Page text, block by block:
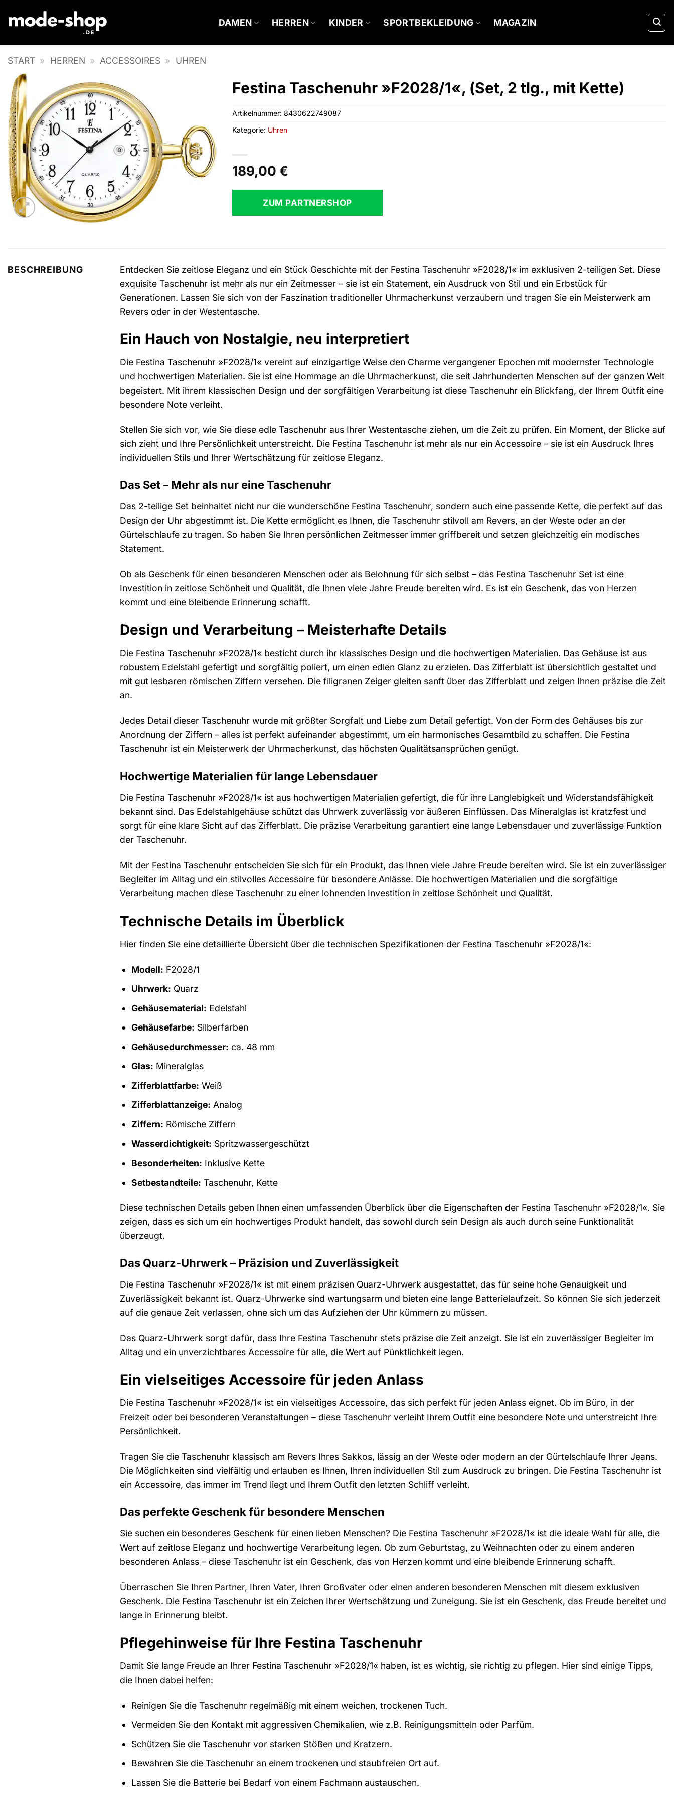
Inhalt
DAMEN HERREN KINDER SPORTBEKLEIDUNG MAGAZIN
START » HERREN » ACCESSOIRES » UHREN
Festina Taschenuhr »F2028/1«, (Set, 2 tlg., mit Kette)
189,00 €
ZUM PARTNERSHOP
Artikelnummer: 8430622749087
Kategorie: Uhren
BESCHREIBUNG
Entdecken Sie zeitlose Eleganz und ein Stück Geschichte mit der Festina Taschenuhr »F2028/1« im exklusiven 2-teiligen Set. Diese
exquisite Taschenuhr ist mehr als nur ein Zeitmesser – sie ist ein Statement, ein Ausdruck von Stil und ein Erbstück für
Generationen. Lassen Sie sich von der Faszination traditioneller Uhrmacherkunst verzaubern und tragen Sie ein Meisterwerk am
Revers oder in der Westentasche.
Ein Hauch von Nostalgie, neu interpretiert
Die Festina Taschenuhr »F2028/1« vereint auf einzigartige Weise den Charme vergangener Epochen mit modernster Technologie
und hochwertigen Materialien. Sie ist eine Hommage an die Uhrmacherkunst, die seit Jahrhunderten Menschen auf der ganzen Welt
begeistert. Mit ihrem klassischen Design und der sorgfältigen Verarbeitung ist diese Taschenuhr ein Blickfang, der Ihrem Outfit eine
besondere Note verleiht.
Stellen Sie sich vor, wie Sie diese edle Taschenuhr aus Ihrer Westentasche ziehen, um die Zeit zu prüfen. Ein Moment, der Blicke auf
sich zieht und Ihre Persönlichkeit unterstreicht. Die Festina Taschenuhr ist mehr als nur ein Accessoire – sie ist ein Ausdruck Ihres
individuellen Stils und Ihrer Wertschätzung für zeitlose Eleganz.
Das Set – Mehr als nur eine Taschenuhr
Das 2-teilige Set beinhaltet nicht nur die wunderschöne Festina Taschenuhr, sondern auch eine passende Kette, die perfekt auf das
Design der Uhr abgestimmt ist. Die Kette ermöglicht es Ihnen, die Taschenuhr stilvoll am Revers, an der Weste oder an der
Gürtelschlaufe zu tragen. So haben Sie Ihren persönlichen Zeitmesser immer griffbereit und setzen gleichzeitig ein modisches
Statement.
Ob als Geschenk für einen besonderen Menschen oder als Belohnung für sich selbst – das Festina Taschenuhr Set ist eine
Investition in zeitlose Schönheit und Qualität, die Ihnen viele Jahre Freude bereiten wird. Es ist ein Geschenk, das von Herzen
kommt und eine bleibende Erinnerung schafft.
Design und Verarbeitung – Meisterhafte Details
Die Festina Taschenuhr »F2028/1« besticht durch ihr klassisches Design und die hochwertigen Materialien. Das Gehäuse ist aus
robustem Edelstahl gefertigt und sorgfältig poliert, um einen edlen Glanz zu erzielen. Das Zifferblatt ist übersichtlich gestaltet und
mit gut lesbaren römischen Ziffern versehen. Die filigranen Zeiger gleiten sanft über das Zifferblatt und zeigen Ihnen präzise die Zeit
an.
Jedes Detail dieser Taschenuhr wurde mit größter Sorgfalt und Liebe zum Detail gefertigt. Von der Form des Gehäuses bis zur
Anordnung der Ziffern – alles ist perfekt aufeinander abgestimmt, um ein harmonisches Gesamtbild zu schaffen. Die Festina
Taschenuhr ist ein Meisterwerk der Uhrmacherkunst, das höchsten Qualitätsansprüchen genügt.
Hochwertige Materialien für lange Lebensdauer
Die Festina Taschenuhr »F2028/1« ist aus hochwertigen Materialien gefertigt, die für ihre Langlebigkeit und Widerstandsfähigkeit
bekannt sind. Das Edelstahlgehäuse schützt das Uhrwerk zuverlässig vor äußeren Einflüssen. Das Mineralglas ist kratzfest und
sorgt für eine klare Sicht auf das Zifferblatt. Die präzise Verarbeitung garantiert eine lange Lebensdauer und zuverlässige Funktion
der Taschenuhr.
Mit der Festina Taschenuhr entscheiden Sie sich für ein Produkt, das Ihnen viele Jahre Freude bereiten wird. Sie ist ein zuverlässiger
Begleiter im Alltag und ein stilvolles Accessoire für besondere Anlässe. Die hochwertigen Materialien und die sorgfältige
Verarbeitung machen diese Taschenuhr zu einer lohnenden Investition in zeitlose Schönheit und Qualität.
Technische Details im Überblick
Hier finden Sie eine detaillierte Übersicht über die technischen Spezifikationen der Festina Taschenuhr »F2028/1«:
Modell: F2028/1
Uhrwerk: Quarz
Gehäusematerial: Edelstahl
Gehäusefarbe: Silberfarben
Gehäusedurchmesser: ca. 48 mm
Glas: Mineralglas
Zifferblattfarbe: Weiß
Zifferblattanzeige: Analog
Ziffern: Römische Ziffern
Wasserdichtigkeit: Spritzwassergeschützt
Besonderheiten: Inklusive Kette
Setbestandteile: Taschenuhr, Kette
Diese technischen Details geben Ihnen einen umfassenden Überblick über die Eigenschaften der Festina Taschenuhr »F2028/1«. Sie
zeigen, dass es sich um ein hochwertiges Produkt handelt, das sowohl durch sein Design als auch durch seine Funktionalität
überzeugt.
Das Quarz-Uhrwerk – Präzision und Zuverlässigkeit
Die Festina Taschenuhr »F2028/1« ist mit einem präzisen Quarz-Uhrwerk ausgestattet, das für seine hohe Genauigkeit und
Zuverlässigkeit bekannt ist. Quarz-Uhrwerke sind wartungsarm und bieten eine lange Batterielaufzeit. So können Sie sich jederzeit
auf die genaue Zeit verlassen, ohne sich um das Aufziehen der Uhr kümmern zu müssen.
Das Quarz-Uhrwerk sorgt dafür, dass Ihre Festina Taschenuhr stets präzise die Zeit anzeigt. Sie ist ein zuverlässiger Begleiter im
Alltag und ein unverzichtbares Accessoire für alle, die Wert auf Pünktlichkeit legen.
Ein vielseitiges Accessoire für jeden Anlass
Die Festina Taschenuhr »F2028/1« ist ein vielseitiges Accessoire, das sich perfekt für jeden Anlass eignet. Ob im Büro, in der
Freizeit oder bei besonderen Veranstaltungen – diese Taschenuhr verleiht Ihrem Outfit eine besondere Note und unterstreicht Ihre
Persönlichkeit.
Tragen Sie die Taschenuhr klassisch am Revers Ihres Sakkos, lässig an der Weste oder modern an der Gürtelschlaufe Ihrer Jeans.
Die Möglichkeiten sind vielfältig und erlauben es Ihnen, Ihren individuellen Stil zum Ausdruck zu bringen. Die Festina Taschenuhr ist
ein Accessoire, das immer im Trend liegt und Ihrem Outfit den letzten Schliff verleiht.
Das perfekte Geschenk für besondere Menschen
Sie suchen ein besonderes Geschenk für einen lieben Menschen? Die Festina Taschenuhr »F2028/1« ist die ideale Wahl für alle, die
Wert auf zeitlose Eleganz und hochwertige Verarbeitung legen. Ob zum Geburtstag, zu Weihnachten oder zu einem anderen
besonderen Anlass – diese Taschenuhr ist ein Geschenk, das von Herzen kommt und eine bleibende Erinnerung schafft.
Überraschen Sie Ihren Partner, Ihren Vater, Ihren Großvater oder einen anderen besonderen Menschen mit diesem exklusiven
Geschenk. Die Festina Taschenuhr ist ein Zeichen Ihrer Wertschätzung und Zuneigung. Sie ist ein Geschenk, das Freude bereitet und
lange in Erinnerung bleibt.
Pflegehinweise für Ihre Festina Taschenuhr
Damit Sie lange Freude an Ihrer Festina Taschenuhr »F2028/1« haben, ist es wichtig, sie richtig zu pflegen. Hier sind einige Tipps,
die Ihnen dabei helfen:
Reinigen Sie die Taschenuhr regelmäßig mit einem weichen, trockenen Tuch.
Vermeiden Sie den Kontakt mit aggressiven Chemikalien, wie z.B. Reinigungsmitteln oder Parfüm.
Schützen Sie die Taschenuhr vor starken Stößen und Kratzern.
Bewahren Sie die Taschenuhr an einem trockenen und staubfreien Ort auf.
Lassen Sie die Batterie bei Bedarf von einem Fachmann austauschen.